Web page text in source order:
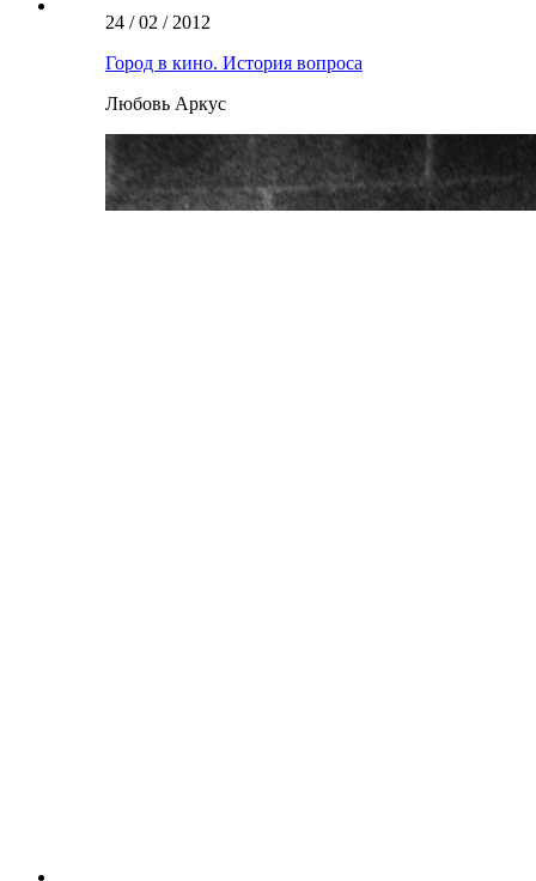
24 / 02 / 2012
Город в кино. История вопроса
Любовь Аркус